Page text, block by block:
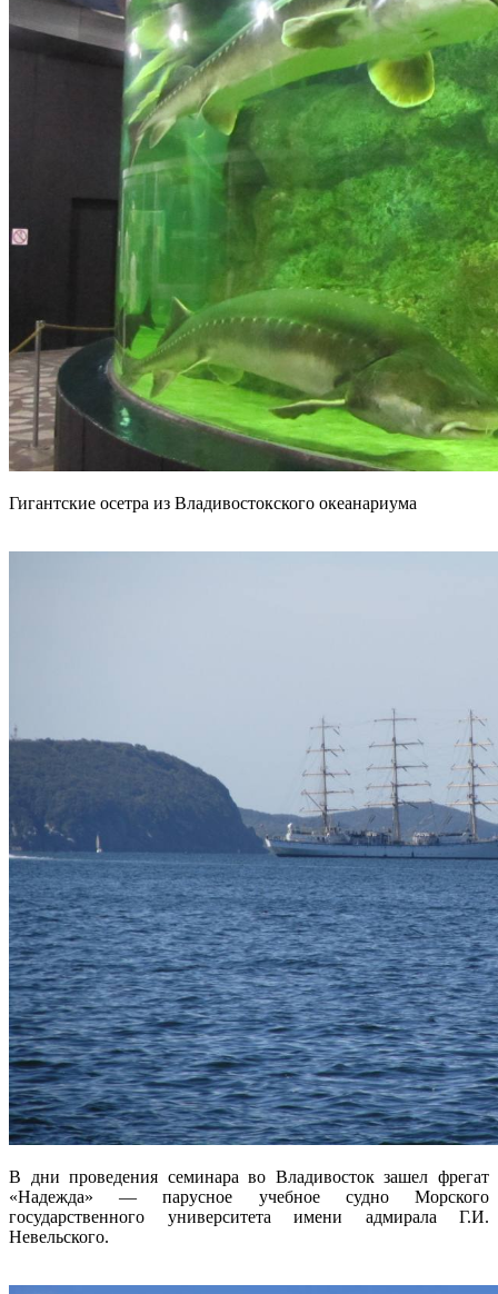
Гигантские осетра из Владивостокского океанариума
В дни проведения семинара во Владивосток зашел фрегат
«Надежда» — парусное учебное судно Морского
государственного университета имени адмирала Г.И.
Невельского.